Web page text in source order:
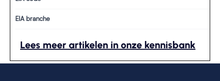
EIA branche
Lees meer artikelen in onze kennisbank